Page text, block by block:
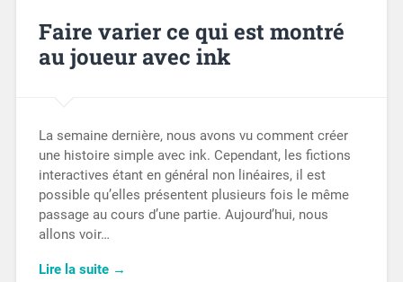
Faire varier ce qui est montré
au joueur avec ink
La semaine dernière, nous avons vu comment créer
une histoire simple avec ink. Cependant, les fictions
interactives étant en général non linéaires, il est
possible qu’elles présentent plusieurs fois le même
passage au cours d’une partie. Aujourd’hui, nous
allons voir…
Lire la suite →